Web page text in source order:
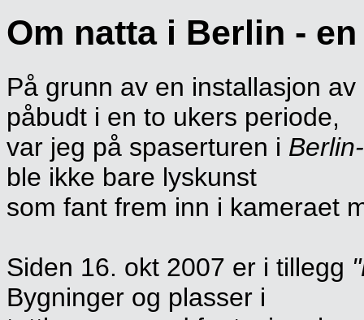
Om natta i Berlin -
På grunn av en installasjon
påbudt i en to ukers periode,
var jeg på spaserturen i
ble ikke bare lyskunst
som fant frem inn i kameraet
Siden 16. okt 2007 er i tillegg
Bygninger og plasser i